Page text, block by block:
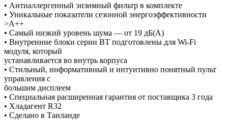
• Антиаллергенный энзимный фильтр в комплекте
• Уникальные показатели сезонной энергоэффективности
>А++
• Самый низкий уровень шума — от 19 дБ(А)
• Внутренние блоки серии BT подготовлены для Wi-Fi
модуля, который
устанавливается во внутрь корпуса
• Стильный, информативный и интуитивно понятный пульт
управления с
большим дисплеем
• Специальная расширенная гарантия от поставщика 3 года
• Хладагент R32
• Сделано в Таиланде